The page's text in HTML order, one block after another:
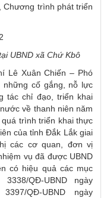
Chương trình phát triển
UBND xã Chứ Kbô
Lê Xuân Chiến – Phó
những cố gắng, nỗ lực
tác chỉ đạo, triển khai
về thanh niên năm
trình triển khai thực
của tỉnh Đắk Lắk giai
các cơ quan, đơn vị
vụ đã được UBND
có hiệu quả các mục
QĐ-UBND ngày
QĐ-UBND ngày